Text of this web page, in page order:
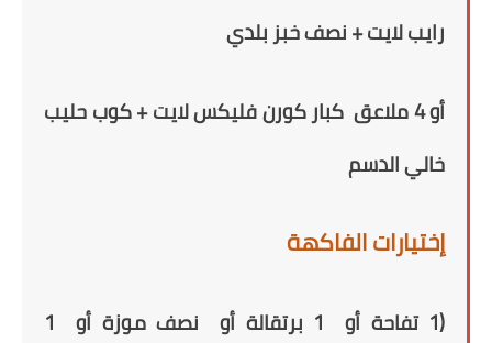
رايبلايت+ نصف خبز بلدي
أو 4 ملاعق كبار كورن فليكس لايت + كوب حليب
خالي الدسم
إختيارات الفاكهة
(1 تفاحة أو أو نصف موزة أو 1